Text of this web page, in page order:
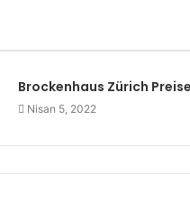
Brockenhaus Zürich Preise
Nisan 5, 2022